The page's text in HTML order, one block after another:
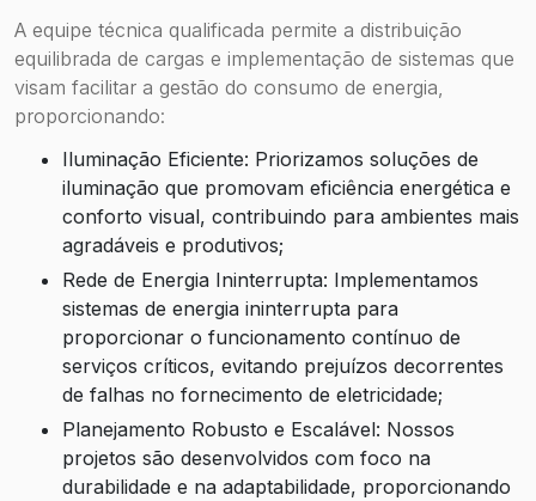
A equipe técnica qualificada permite a distribuição
equilibrada de cargas e implementação de sistemas que
visam facilitar a gestão do consumo de energia,
proporcionando:
Iluminação Eficiente: Priorizamos soluções de
iluminação que promovam eficiência energética e
conforto visual, contribuindo para ambientes mais
agradáveis e produtivos;
Rede de Energia Ininterrupta: Implementamos
sistemas de energia ininterrupta para
proporcionar o funcionamento contínuo de
serviços críticos, evitando prejuízos decorrentes
de falhas no fornecimento de eletricidade;
Planejamento Robusto e Escalável: Nossos
projetos são desenvolvidos com foco na
durabilidade e na adaptabilidade, proporcionando